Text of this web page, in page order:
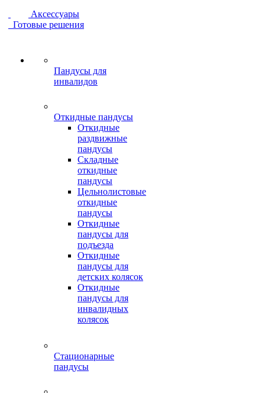
Аксессуары
Готовые решения
Пандусы для
инвалидов
Откидные пандусы
Откидные
раздвижные
пандусы
Складные
откидные
пандусы
Цельнолистовые
откидные
пандусы
Откидные
пандусы для
подъезда
Откидные
пандусы для
детских колясок
Откидные
пандусы для
инвалидных
колясок
Стационарные
пандусы